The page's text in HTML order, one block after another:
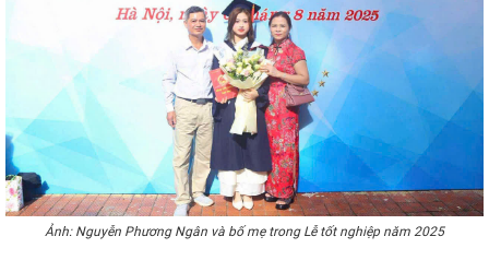
Ảnh: Nguyễn Phương Ngân và bố mẹ trong Lễ tốt nghiệp năm 2025